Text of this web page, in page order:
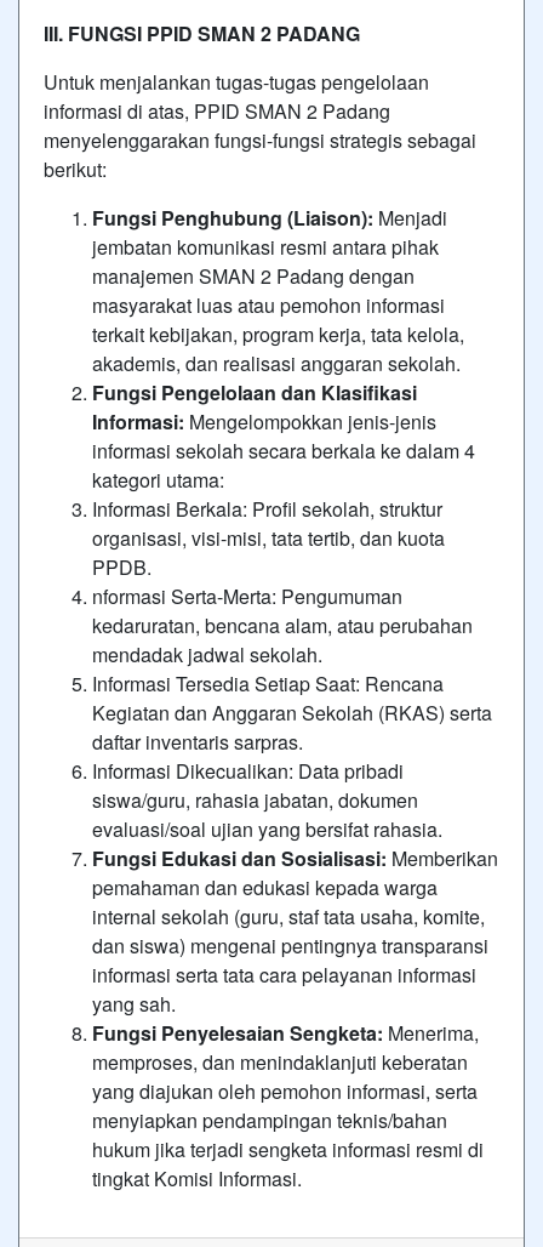
III. FUNGSI PPID SMAN 2 PADANG
Untuk menjalankan tugas-tugas pengelolaan
informasi di atas, PPID SMAN 2 Padang
menyelenggarakan fungsi-fungsi strategis sebagai
berikut:
Fungsi Penghubung (Liaison): Menjadi
jembatan komunikasi resmi antara pihak
manajemen SMAN 2 Padang dengan
masyarakat luas atau pemohon informasi
terkait kebijakan, program kerja, tata kelola,
akademis, dan realisasi anggaran sekolah.
Fungsi Pengelolaan dan Klasifikasi
Informasi: Mengelompokkan jenis-jenis
informasi sekolah secara berkala ke dalam 4
kategori utama:
Informasi Berkala: Profil sekolah, struktur
organisasi, visi-misi, tata tertib, dan kuota
PPDB.
nformasi Serta-Merta: Pengumuman
kedaruratan, bencana alam, atau perubahan
mendadak jadwal sekolah.
Informasi Tersedia Setiap Saat: Rencana
Kegiatan dan Anggaran Sekolah (RKAS) serta
daftar inventaris sarpras.
Informasi Dikecualikan: Data pribadi
siswa/guru, rahasia jabatan, dokumen
evaluasi/soal ujian yang bersifat rahasia.
Fungsi Edukasi dan Sosialisasi: Memberikan
pemahaman dan edukasi kepada warga
internal sekolah (guru, staf tata usaha, komite,
dan siswa) mengenai pentingnya transparansi
informasi serta tata cara pelayanan informasi
yang sah.
Fungsi Penyelesaian Sengketa: Menerima,
memproses, dan menindaklanjuti keberatan
yang diajukan oleh pemohon informasi, serta
menyiapkan pendampingan teknis/bahan
hukum jika terjadi sengketa informasi resmi di
tingkat Komisi Informasi.